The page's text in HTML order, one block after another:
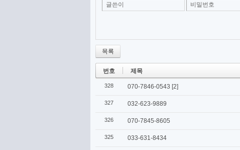
글쓴이 비밀번호
목록
번호 제목
328 070-7846-0543 [2]
327 032-623-9889
326 070-7845-8605
325 033-631-8434